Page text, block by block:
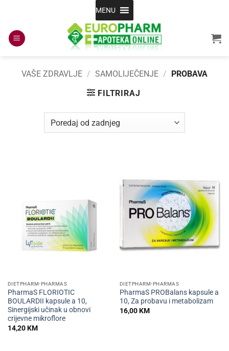
content
MENU
VAŠE ZDRAVLJE / SAMOLIJEČENJE / PROBAVA
FILTRIRAJ
DIETPHARM-PHARMAS
PharmaS FLORIOTIC
BOULARDII kapsule a 10,
Sinergijski učinak u obnovi
crijevne mikroflore
14,20KM
DIETPHARM-PHARMAS
PharmaS PROBalans kapsule a
10, Za probavu i metabolizam
16,00KM